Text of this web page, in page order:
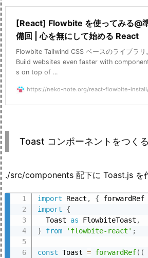
[React] Flowbite を使ってみる@
備回 | 心を無にして始める React
Flowbite Tailwind CSS ベースのライブラリ
Build websites even faster with
s on top of ...
https://neko-note.org/react-flowbite-
Toast コンポーネントをつくる
./src/components 配下に Toast.js を
import React , { forwardRef
import
{
  Toast
as FlowbiteToast ,
}
from 'flowbite-react' ;
const Toast = forwardRef( (